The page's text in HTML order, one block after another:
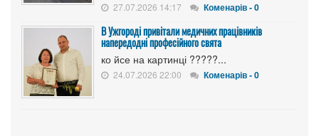
27.07.2026 14:17 Коменарів - 0
В Ужгороді привітали медичних працівників
напередодні професійного свята
ко йсе на картинці ?????...
24.07.2026 22:00 Коменарів - 0